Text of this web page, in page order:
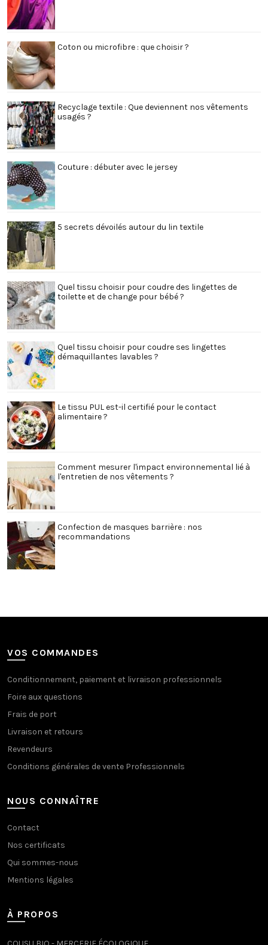
Coton ou microfibre : que choisir ?
Recyclage textile : Que deviennent nos vêtements
usagés ?
Couture : débuter avec le jersey
5 secrets dévoilés autour du lin textile
Quel tissu choisir pour coudre des lingettes de
toilette et de change pour bébé ?
Quel tissu choisir pour coudre ses lingettes
démaquillantes lavables ?
Le tissu PUL est-il certifié pour le contact
alimentaire ?
Comment mesurer l'impact environnemental lié à
l'entretien de nos vêtements ?
Confection de masques barrière : nos
recommandations
VOS COMMANDES
Conditionnement, paiement et livraison professionnels
Foire aux questions
Frais de port
Livraison et retours
Revendeurs
Conditions générales de vente Professionnels
NOUS CONNAÎTRE
Contact
Nos certificats
Qui sommes-nous
Mentions légales
À PROPOS